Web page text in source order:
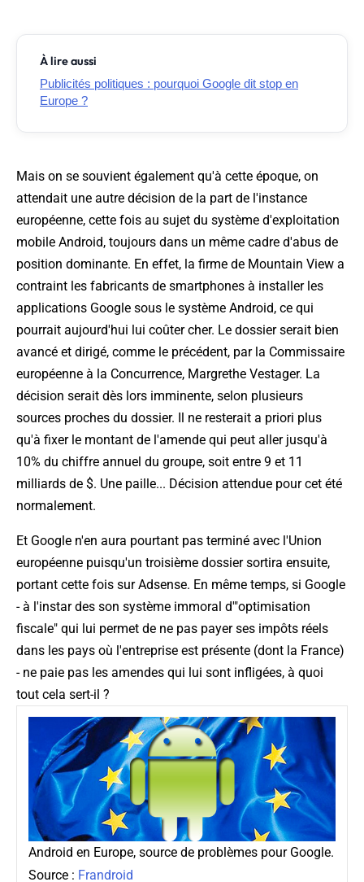
À lire aussi
Publicités politiques : pourquoi Google dit stop en
Europe ?
Mais on se souvient également qu'à cette époque, on
attendait une autre décision de la part de l'instance
européenne, cette fois au sujet du système d'exploitation
mobile Android, toujours dans un même cadre d'abus de
position dominante. En effet, la firme de Mountain View a
contraint les fabricants de smartphones à installer les
applications Google sous le système Android, ce qui
pourrait aujourd'hui lui coûter cher. Le dossier serait bien
avancé et dirigé, comme le précédent, par la Commissaire
européenne à la Concurrence, Margrethe Vestager. La
décision serait dès lors imminente, selon plusieurs
sources proches du dossier. Il ne resterait a priori plus
qu'à fixer le montant de l'amende qui peut aller jusqu'à
10% du chiffre annuel du groupe, soit entre 9 et 11
milliards de $. Une paille... Décision attendue pour cet été
normalement.
Et Google n'en aura pourtant pas terminé avec l'Union
européenne puisqu'un troisième dossier sortira ensuite,
portant cette fois sur Adsense. En même temps, si Google
- à l'instar des son système immoral d'"optimisation
fiscale" qui lui permet de ne pas payer ses impôts réels
dans les pays où l'entreprise est présente (dont la France)
- ne paie pas les amendes qui lui sont infligées, à quoi
tout cela sert-il ?
Android en Europe, source de problèmes pour Google.
Source : Frandroid